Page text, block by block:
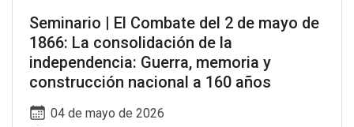
Seminario | El Combate del 2 de mayo de
1866: La consolidación de la
independencia: Guerra, memoria y
construcción nacional a 160 años
04 de mayo de 2026